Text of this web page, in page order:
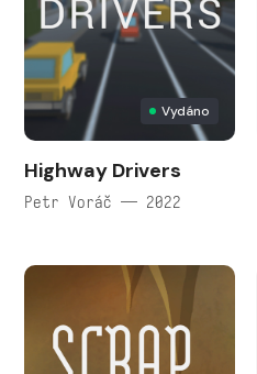
Vydáno
Highway Drivers
Petr Voráč — 2022